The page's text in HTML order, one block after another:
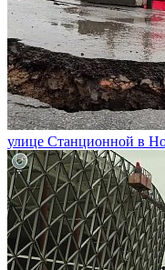
улице Станционной в